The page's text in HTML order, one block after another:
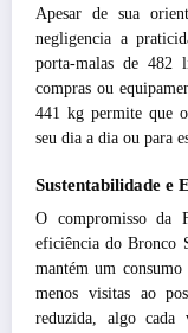
Apesar de sua
negligencia a
porta-malas de 482
compras ou
441 kg permite que
seu dia a dia ou para
Sustentabilidade e
O compromisso da
eficiência do Bronco
mantém um
menos visitas ao
reduzida, algo cada